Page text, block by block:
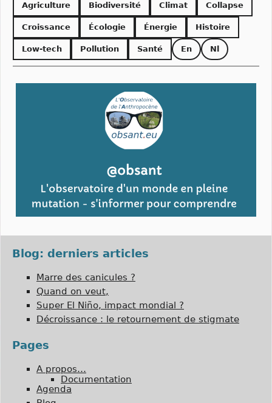
Agriculture Biodiversité Climat Collapse
Croissance Écologie Énergie Histoire
Low-tech Pollution Santé En Nl
Blog: derniers articles
Marre des canicules ?
Quand on veut,
Super El Niño, impact mondial ?
Décroissance : le retournement de stigmate
Pages
A propos…
Documentation
Agenda